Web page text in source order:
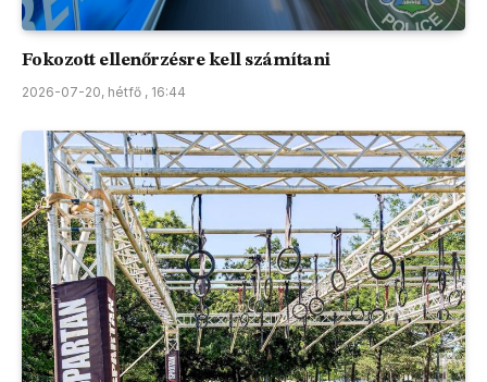
Fokozott ellenőrzésre kell számítani
2026-07-20, hétfő , 16:44